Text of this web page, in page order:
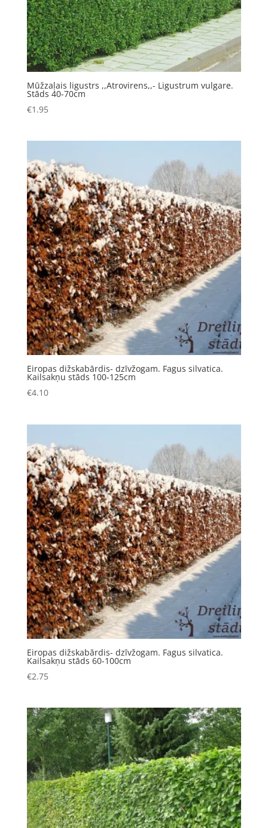
Mūžzaļais ligustrs ,,Atrovirens,,- Ligustrum vulgare.
Stāds 40-70cm
€1.95
Eiropas dižskabārdis- dzīvžogam. Fagus silvatica.
Kailsakņu stāds 100-125cm
€4.10
Eiropas dižskabārdis- dzīvžogam. Fagus silvatica.
Kailsakņu stāds 60-100cm
€2.75